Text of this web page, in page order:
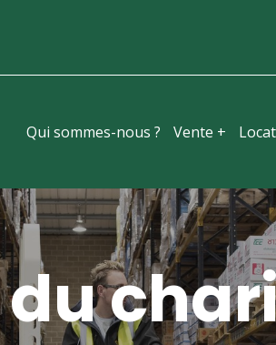
Qui sommes-nous ? Vente +